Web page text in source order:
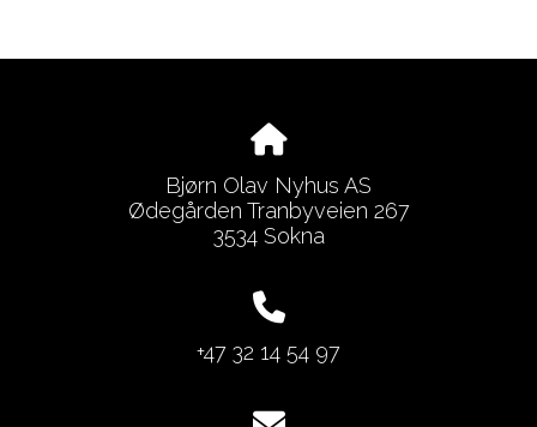
Bjørn Olav Nyhus AS
Ødegården Tranbyveien 267
3534 Sokna
+47 32 14 54 97